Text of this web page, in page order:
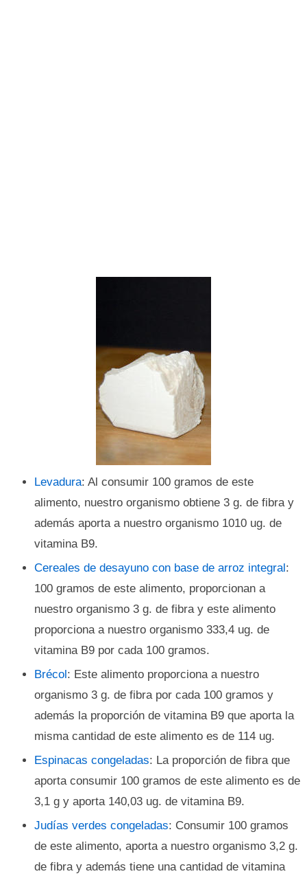
Levadura: Al consumir 100 gramos de este
alimento, nuestro organismo obtiene 3 g. de fibra y
además aporta a nuestro organismo 1010 ug. de
vitamina B9.
Cereales de desayuno con base de arroz integral:
100 gramos de este alimento, proporcionan a
nuestro organismo 3 g. de fibra y este alimento
proporciona a nuestro organismo 333,4 ug. de
vitamina B9 por cada 100 gramos.
Brécol: Este alimento proporciona a nuestro
organismo 3 g. de fibra por cada 100 gramos y
además la proporción de vitamina B9 que aporta la
misma cantidad de este alimento es de 114 ug.
Espinacas congeladas: La proporción de fibra que
aporta consumir 100 gramos de este alimento es de
3,1 g y aporta 140,03 ug. de vitamina B9.
Judías verdes congeladas: Consumir 100 gramos
de este alimento, aporta a nuestro organismo 3,2 g.
de fibra y además tiene una cantidad de vitamina